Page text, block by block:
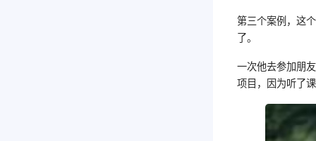
第三个案例，这
了。
一次他去参加朋
项目，因为听了